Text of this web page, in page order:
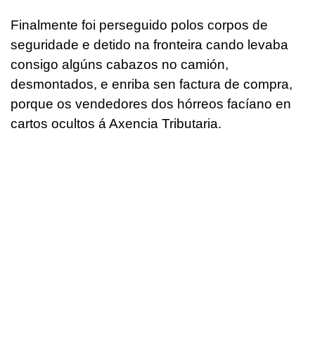
Finalmente foi perseguido polos corpos de
seguridade e detido na fronteira cando levaba
consigo algúns cabazos no camión,
desmontados, e enriba sen factura de compra,
porque os vendedores dos hórreos facíano en
cartos ocultos á Axencia Tributaria.